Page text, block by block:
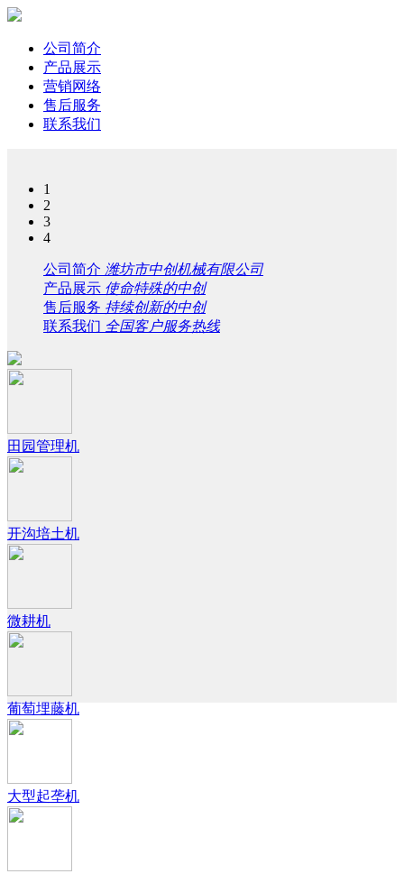
公司简介
产品展示
营销网络
售后服务
联系我们
1
2
3
4
公司简介 潍坊市中创机械有限公司
产品展示 使命特殊的中创
售后服务 持续创新的中创
联系我们 全国客户服务热线
田园管理机
开沟培土机
微耕机
葡萄埋藤机
大型起垄机